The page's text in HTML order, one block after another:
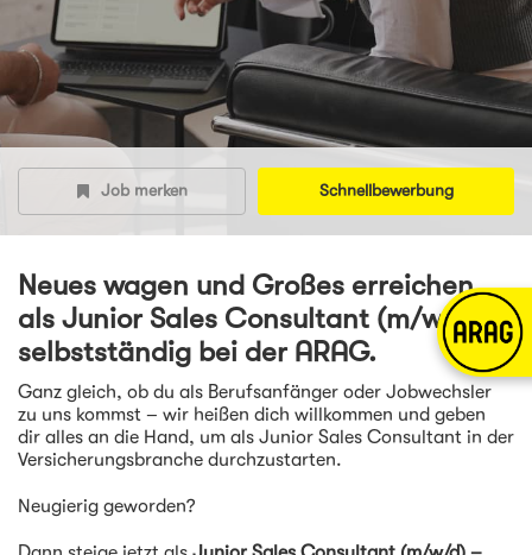
Job merken Schnellbewerbung
Neues wagen und Großes erreichen
als Junior Sales Consultant (m/w/d)-
selbstständig bei der ARAG.
Ganz gleich, ob du als Berufsanfänger oder Jobwechsler
zu uns kommst – wir heißen dich willkommen und geben
dir alles an die Hand, um als Junior Sales Consultant in der
Versicherungsbranche durchzustarten.
Neugierig geworden?